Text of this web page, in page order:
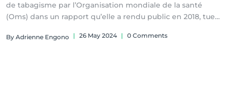
de tabagisme par l’Organisation mondiale de la santé
(Oms) dans un rapport qu’elle a rendu public en 2018, tue
de plus. Et environ 93% des enfants dans le monde, âgés
By Adrienne Engono | 26 May 2024 | 0 Comments